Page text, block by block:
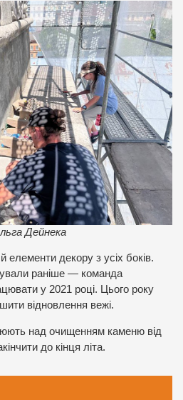
Дейнека
елементи декору з усіх боків.
раніше — команда
у 2021 році. Цього року
відновлення вежі.
над очищенням каменю від
до кінця літа.